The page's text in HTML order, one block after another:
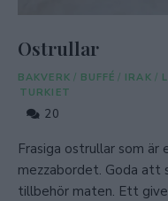
Ostrullar
BAKVERK / BUFFÉ / IRAK /
TURKIET
20
Frasiga ostrullar som
mezzabordet. Goda att
tillbehör maten. Ett